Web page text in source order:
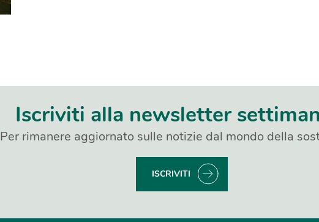
Iscriviti alla newsletter
Per rimanere aggiornato sulle notizie dal mondo della
ISCRIVITI